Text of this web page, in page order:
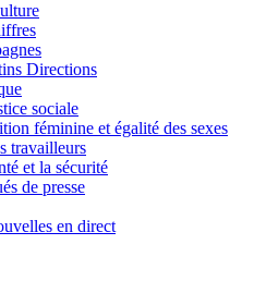
Directions
sociale
féminine et égalité des sexes
travailleurs
et la sécurité
de presse
en direct